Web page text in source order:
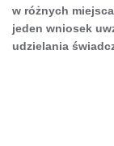
w różnych
jeden wniosek
udzielania